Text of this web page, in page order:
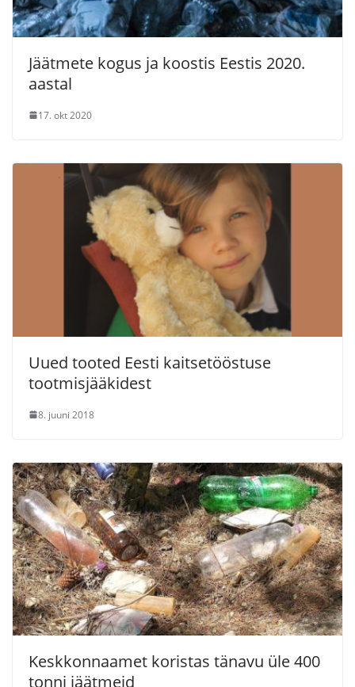
Jäätmete kogus ja koostis Eestis 2020.
aastal
17. okt 2020
Uued tooted Eesti kaitsetööstuse
tootmisjääkidest
8. juuni 2018
Keskkonnaamet koristas tänavu üle 400
tonni jäätmeid